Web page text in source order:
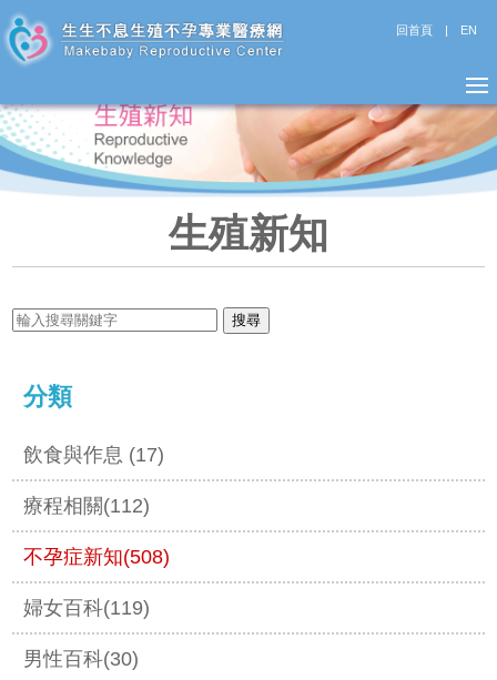
回首頁| EN
生殖新知
分類
飲食與作息 (17)
療程相關(112)
不孕症新知(508)
婦女百科(119)
男性百科(30)